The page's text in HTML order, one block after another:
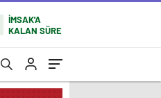
İMSAK'A
KALAN SÜRE